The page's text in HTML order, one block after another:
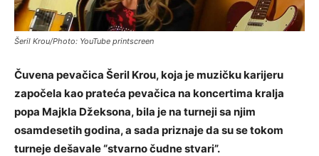
Šeril Krou/Photo: YouTube printscreen
Čuvena pevačica Šeril Krou, koja je muzičku karijeru
započela kao prateća pevačica na koncertima kralja
popa Majkla Džeksona, bila je na turneji sa njim
osamdesetih godina, a sada priznaje da su se tokom
turneje dešavale “stvarno čudne stvari”.